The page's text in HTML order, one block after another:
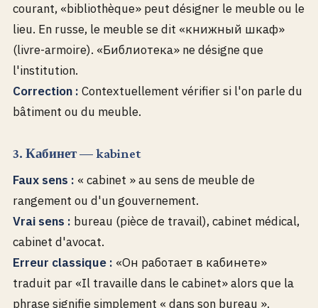
courant, «bibliothèque» peut désigner le meuble ou le
lieu. En russe, le meuble se dit «книжный шкаф»
(livre-armoire). «Библиотека» ne désigne que
l'institution.
Correction : Contextuellement vérifier si l'on parle du
bâtiment ou du meuble.
3. Кабинет — kabinet
Faux sens : « cabinet » au sens de meuble de
rangement ou d'un gouvernement.
Vrai sens : bureau (pièce de travail), cabinet médical,
cabinet d'avocat.
Erreur classique : «Он работает в кабинете»
traduit par «Il travaille dans le cabinet» alors que la
phrase signifie simplement « dans son bureau ».